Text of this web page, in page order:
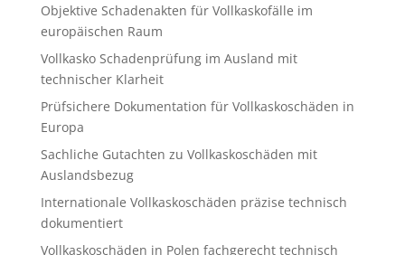
Objektive Schadenakten für Vollkaskofälle im
europäischen Raum
Vollkasko Schadenprüfung im Ausland mit
technischer Klarheit
Prüfsichere Dokumentation für Vollkaskoschäden in
Europa
Sachliche Gutachten zu Vollkaskoschäden mit
Auslandsbezug
Internationale Vollkaskoschäden präzise technisch
dokumentiert
Vollkaskoschäden in Polen fachgerecht technisch